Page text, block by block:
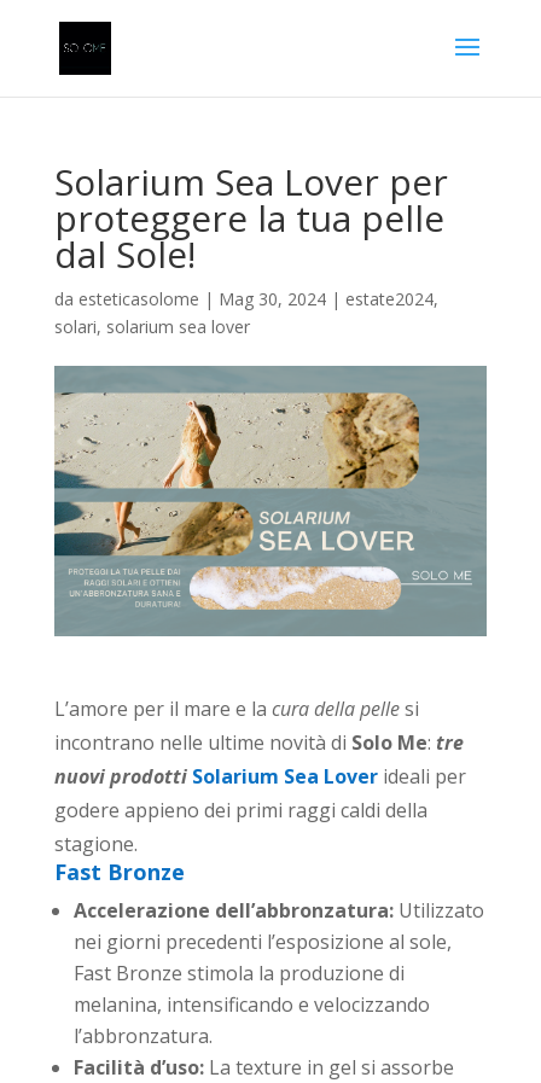
Solarium Sea Lover per
proteggere la tua pelle
dal Sole!
da esteticasolome | Mag 30, 2024| estate2024,
solari, solarium sea lover
L’amore per il mare e la cura della pellesi
incontrano nelle ultime novità di Solo Me: tre
nuovi prodottiSolarium Sea Loverideali per
godere appieno dei primi raggi caldi della
stagione.
Fast Bronze
Accelerazione dell’abbronzatura:Utilizzato
nei giorni precedenti l’esposizione al sole,
Fast Bronze stimola la produzione di
melanina, intensificando e velocizzando
l’abbronzatura.
Facilità d’uso:La texture in gel si assorbe